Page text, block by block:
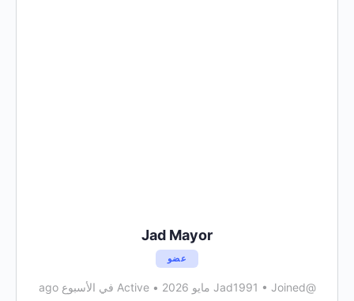
Jad Mayor
عضو
@Jad1991
• Joined مايو 2026 • Active في الأسبوع ago